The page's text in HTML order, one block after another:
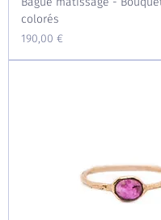
colorés
Prix
190,00 €